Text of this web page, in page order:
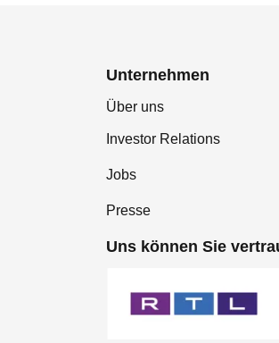
Unternehmen
Über uns
Investor Relations
Jobs
Presse
Uns können Sie